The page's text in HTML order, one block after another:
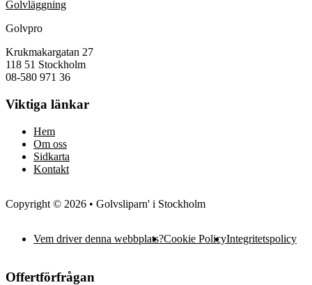
Golvläggning
Golvpro
Krukmakargatan 27
118 51 Stockholm
08-580 971 36
Viktiga länkar
Hem
Om oss
Sidkarta
Kontakt
Copyright © 2026 • Golvsliparn' i Stockholm
Vem driver denna webbplats?Cookie PolicyIntegritetspolicy
Offertförfrågan